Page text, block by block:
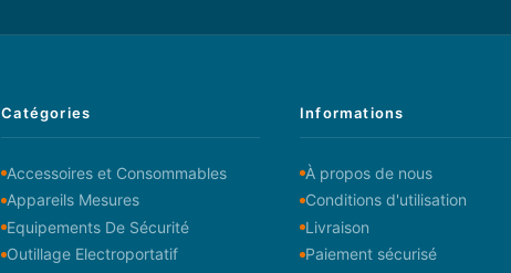
Catégories
Accessoires et Consommables
Appareils Mesures
Equipements De Sécurité
Outillage Electroportatif
Informations
À propos de nous
Conditions d'utilisation
Livraison
Paiement sécurisé